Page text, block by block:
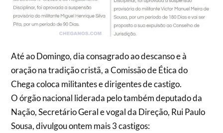
Até ao Domingo, dia consagrado ao descanso e à
oração na tradição cristã, a Comissão de Ética do
Chega coloca militantes e dirigentes de castigo.
O órgão nacional liderada pelo também deputado da
Nação, Secretário Geral e vogal da Direção, Rui Paulo
Sousa, divulgou ontem mais 3 castigos: